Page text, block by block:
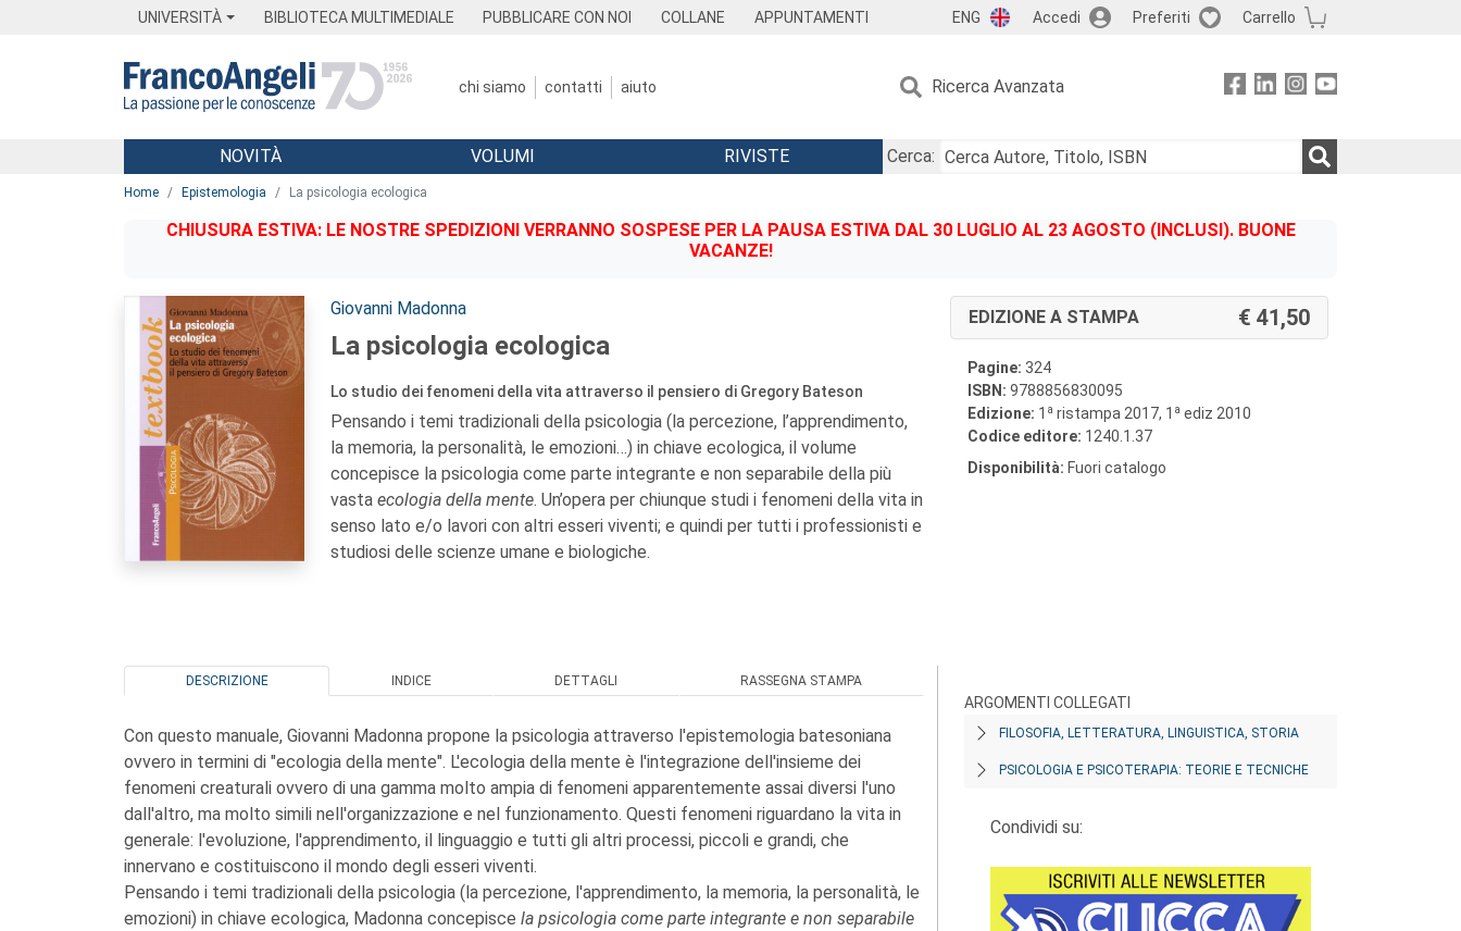
UNIVERSITÀ BIBLIOTECA MULTIMEDIALE PUBBLICARE CON NOI COLLANE APPUNTAMENTI ENG Accedi Preferiti Carrello
chi siamo contatti aiuto Ricerca Avanzata
Menu
NOVITÀ VOLUMI RIVISTE
Cerca:
Home Epistemologia La psicologia ecologica
CHIUSURA ESTIVA: LE NOSTRE SPEDIZIONI VERRANNO SOSPESE PER LA PAUSA ESTIVA DAL 30 LUGLIO AL 23 AGOSTO (INCLUSI). BUONE
VACANZE!
Autori:
Giovanni Madonna
La psicologia ecologica
Lo studio dei fenomeni della vita attraverso il pensiero di Gregory Bateson
Pensando i temi tradizionali della psicologia (la percezione, l’apprendimento,
la memoria, la personalità, le emozioni…) in chiave ecologica, il volume
concepisce la psicologia come parte integrante e non separabile della più
vasta ecologia della mente. Un’opera per chiunque studi i fenomeni della vita in
senso lato e/o lavori con altri esseri viventi; e quindi per tutti i professionisti e
studiosi delle scienze umane e biologiche.
EDIZIONE A STAMPA 41,50
Pagine: 324
ISBN: 9788856830095
Edizione: 1 a ristampa 2017, 1 a ediz 2010
Codice editore: 1240.1.37
Disponibilità: Fuori catalogo
DESCRIZIONE INDICE DETTAGLI RASSEGNA STAMPA
Con questo manuale, Giovanni Madonna propone la psicologia attraverso l'epistemologia batesoniana
ovvero in termini di "ecologia della mente". L'ecologia della mente è l'integrazione dell'insieme dei
fenomeni creaturali ovvero di una gamma molto ampia di fenomeni apparentemente assai diversi l'uno
dall'altro, ma molto simili nell'organizzazione e nel funzionamento. Questi fenomeni riguardano la vita in
generale: l'evoluzione, l'apprendimento, il linguaggio e tutti gli altri processi, piccoli e grandi, che
innervano e costituiscono il mondo degli esseri viventi.
Pensando i temi tradizionali della psicologia (la percezione, l'apprendimento, la memoria, la personalità, le
emozioni) in chiave ecologica, Madonna concepisce la psicologia come parte integrante e non separabile
ARGOMENTI COLLEGATI
FILOSOFIA, LETTERATURA, LINGUISTICA, STORIA
PSICOLOGIA E PSICOTERAPIA: TEORIE E TECNICHE
Condividi su: